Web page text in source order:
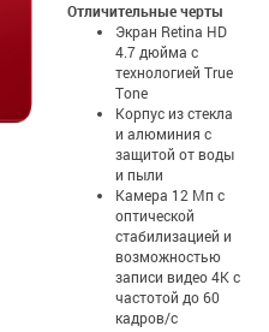
Отличительные черты
Экран Retina HD
4.7 дюйма с
технологией True
Tone
Корпус из стекла
и алюминия с
защитой от воды
и пыли
Камера 12 Мп с
оптической
стабилизацией и
возможностью
записи видео 4K с
частотой до 60
кадров/с